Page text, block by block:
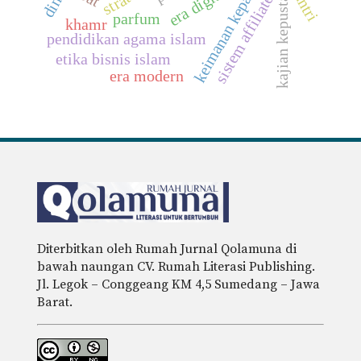
pendidikan agama islam kajian kepustakaan
sistem affiliate
etika bisnis islam
era modern
parfum
khamr
Diterbitkan oleh Rumah Jurnal Qolamuna di
bawah naungan CV. Rumah Literasi Publishing.
Jl. Legok – Conggeang KM 4,5 Sumedang – Jawa
Barat.